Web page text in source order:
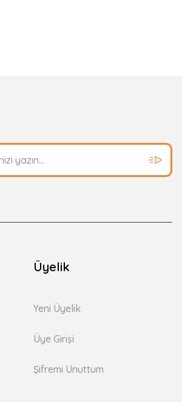
Üyelik
Yeni Üyelik
Üye Girişi
Şifremi Unuttum